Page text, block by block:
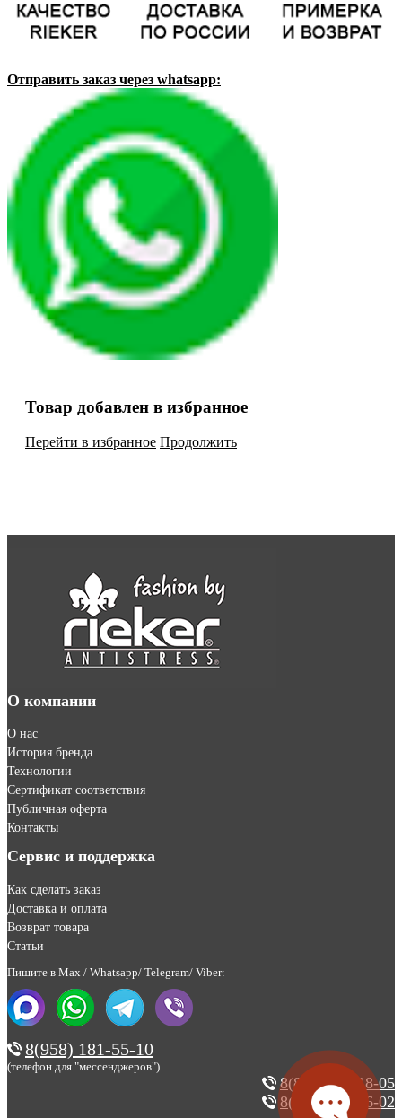
Отправить заказ через whatsapp:
Товар добавлен в избранное
Перейти в избранное Продолжить
О компании
О нас
История бренда
Технологии
Сертификат соответствия
Публичная оферта
Контакты
Сервис и поддержка
Как сделать заказ
Доставка и оплата
Возврат товара
Статьи
Пишите в Max / Whatsapp/ Telegram/ Viber:
8(958) 181-55-10
(телефон для "мессенджеров")
8(800) 200-18-05
8(495) 123-46-02